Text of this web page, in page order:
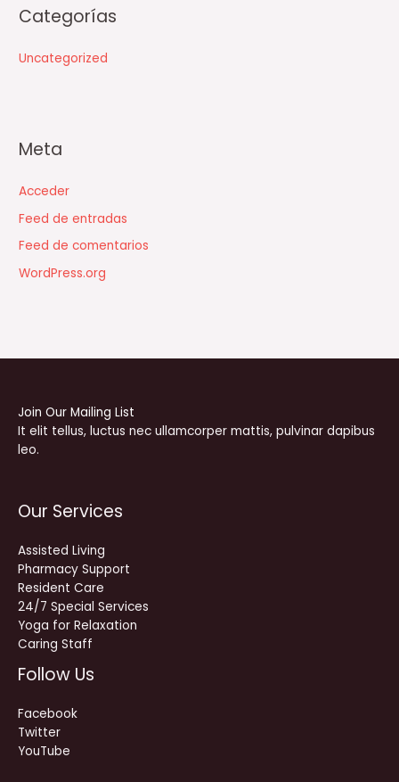
Categorías
Uncategorized
Meta
Acceder
Feed de entradas
Feed de comentarios
WordPress.org
Join Our Mailing List
It elit tellus, luctus nec ullamcorper mattis, pulvinar dapibus
leo.
Our Services
Assisted Living
Pharmacy Support
Resident Care
24/7 Special Services
Yoga for Relaxation
Caring Staff
Follow Us
Facebook
Twitter
YouTube